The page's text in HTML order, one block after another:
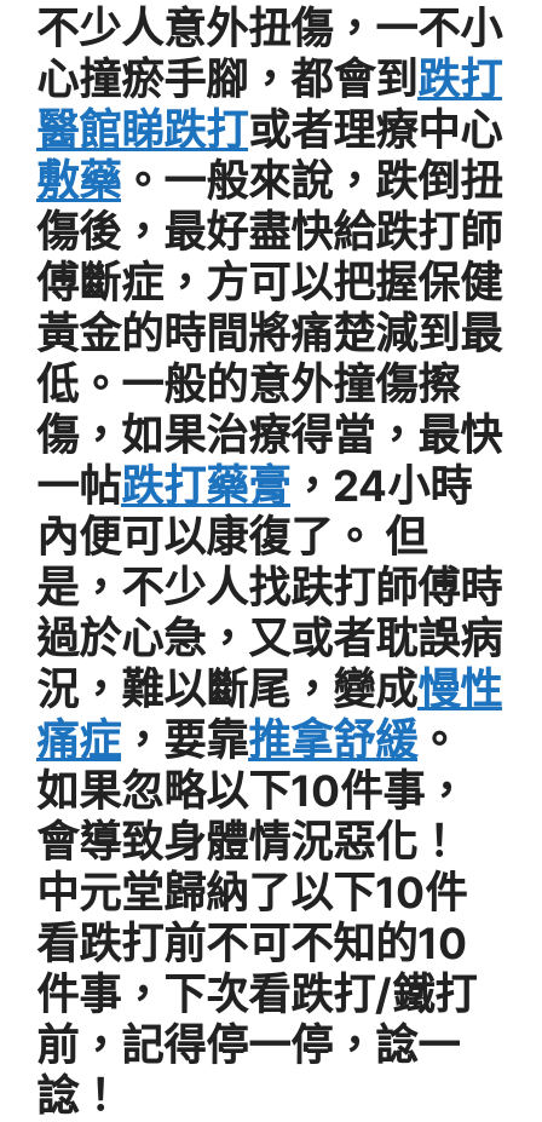
不少人意外扭傷，一不小
心撞瘀手腳，都會到跌打
醫館睇跌打或者理療中心
敷藥 。一般來說，跌倒扭
傷後，最好盡快給跌打師
傅斷症，方可以把握保健
黃金的時間將痛楚減到最
低。一般的意外撞傷擦
傷，如果治療得當，最快
一帖跌打藥膏 ，24小時
內便可以康復了。 但
是，不少人找趺打師傅時
過於心急，又或者耽誤病
況，難以斷尾，變成慢性
痛症 ，要靠推拿舒緩 。
如果忽略以下10件事，
會導致身體情況惡化！
中元堂歸納了以下10件
看跌打前不可不知的10
件事，下次看跌打/鐵打
前，記得停一停，諗一
諗！